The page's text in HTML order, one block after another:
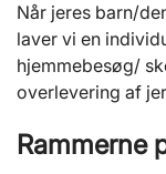
Når jeres barn/
laver vi en
hjemmebesøg/
overlevering af
Rammerne